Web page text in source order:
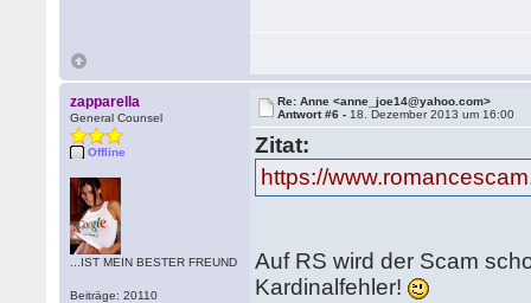
zapparella
General Counsel
Offline
...IST MEIN BESTER FREUND
Beiträge: 20110
Re: Anne <anne_joe14@yahoo.com>
Antwort #6 - 18. Dezember 2013 um 16:00
Zitat:
https://
Auf RS wird der Scam
Kardinalfehler!